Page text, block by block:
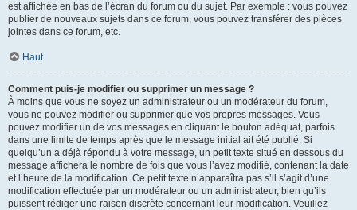
est affichée en bas de l’écran du forum ou du sujet. Par exemple : vous pouvez
publier de nouveaux sujets dans ce forum, vous pouvez transférer des pièces
jointes dans ce forum, etc.
Haut
Comment puis-je modifier ou supprimer un message ?
À moins que vous ne soyez un administrateur ou un modérateur du forum,
vous ne pouvez modifier ou supprimer que vos propres messages. Vous
pouvez modifier un de vos messages en cliquant le bouton adéquat, parfois
dans une limite de temps après que le message initial ait été publié. Si
quelqu’un a déjà répondu à votre message, un petit texte situé en dessous du
message affichera le nombre de fois que vous l’avez modifié, contenant la date
et l’heure de la modification. Ce petit texte n’apparaîtra pas s’il s’agit d’une
modification effectuée par un modérateur ou un administrateur, bien qu’ils
puissent rédiger une raison discrète concernant leur modification. Veuillez